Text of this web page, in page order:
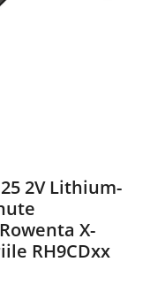
2V Lithium-
X-
RH9CDxx